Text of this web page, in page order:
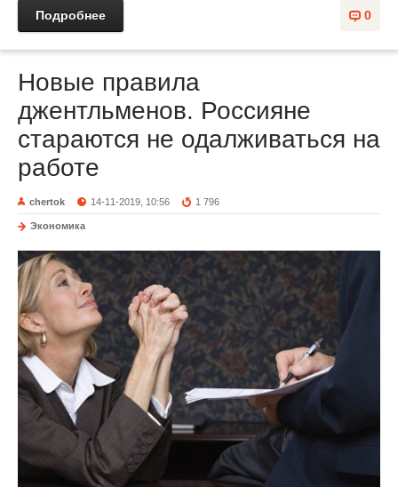
0
Подробнее
Новые правила
джентльменов. Россияне
стараются не одалживаться на
работе
chertok 14-11-2019, 10:56 1 796
Экономика